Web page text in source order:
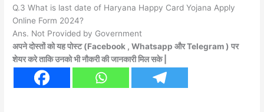
Q.3 What is last date of Haryana Happy Card Yojana Apply
Online Form 2024?
Ans. Not Provided by Government
अपने दोस्तों को यह पोस्ट (Facebook , Whatsapp और Telegram ) पर
शेयर करे ताकि उनको भी नौकरी की जानकारी मिल सके |